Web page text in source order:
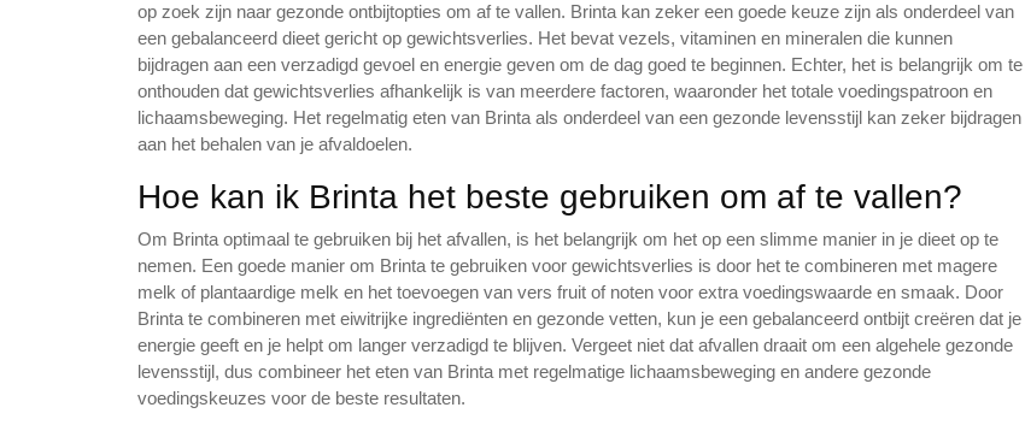
op zoek zijn naar gezonde ontbijtopties om af te vallen. Brinta kan zeker een goede keuze zijn als onderdeel van
een gebalanceerd dieet gericht op gewichtsverlies. Het bevat vezels, vitaminen en mineralen die kunnen
bijdragen aan een verzadigd gevoel en energie geven om de dag goed te beginnen. Echter, het is belangrijk om te
onthouden dat gewichtsverlies afhankelijk is van meerdere factoren, waaronder het totale voedingspatroon en
lichaamsbeweging. Het regelmatig eten van Brinta als onderdeel van een gezonde levensstijl kan zeker bijdragen
aan het behalen van je afvaldoelen.
Hoe kan ik Brinta het beste gebruiken om af te vallen?
Om Brinta optimaal te gebruiken bij het afvallen, is het belangrijk om het op een slimme manier in je dieet op te
nemen. Een goede manier om Brinta te gebruiken voor gewichtsverlies is door het te combineren met magere
melk of plantaardige melk en het toevoegen van vers fruit of noten voor extra voedingswaarde en smaak. Door
Brinta te combineren met eiwitrijke ingrediënten en gezonde vetten, kun je een gebalanceerd ontbijt creëren dat je
energie geeft en je helpt om langer verzadigd te blijven. Vergeet niet dat afvallen draait om een algehele gezonde
levensstijl, dus combineer het eten van Brinta met regelmatige lichaamsbeweging en andere gezonde
voedingskeuzes voor de beste resultaten.